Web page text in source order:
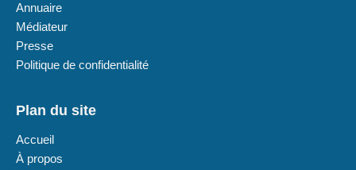
Annuaire
Médiateur
Presse
Politique de confidentialité
Plan du site
Accueil
À propos